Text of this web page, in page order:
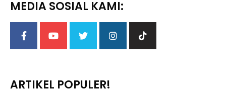
MEDIA SOSIAL KAMI:
ARTIKEL POPULER!